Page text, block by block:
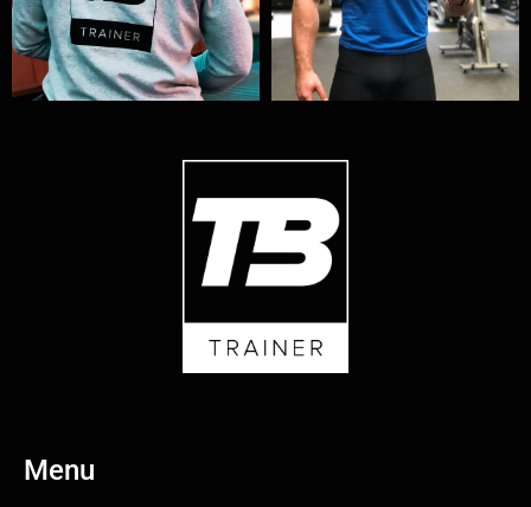
Menu